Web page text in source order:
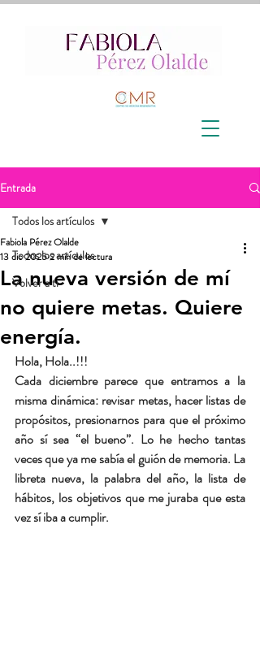
Entrada
Todos los artículos
Volver a ti
Todos los artículos
La nueva versión de mí
no quiere metas. Quiere
energía.
Fabiola Pérez Olalde
13 dic 20252 min de lectura
Hola, Hola..!!!
Cada diciembre parece que entramos a la
misma dinámica: revisar metas, hacer listas de
propósitos, presionarnos para que el próximo
año sí sea “el bueno”. Lo he hecho tantas
veces que ya me sabía el guión de memoria. La
libreta nueva, la palabra del año, la lista de
hábitos, los objetivos que me juraba que esta
vez sí iba a cumplir.